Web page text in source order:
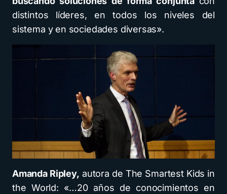
distintos líderes, en todos los niveles del
sistema y en sociedades diversas».
Amanda Ripley, autora de The Smartest Kids in
the World: «…20 años de conocimientos en